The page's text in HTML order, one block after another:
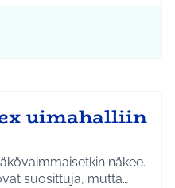
uimahalliin
näkee.
suosittuja, mutta…